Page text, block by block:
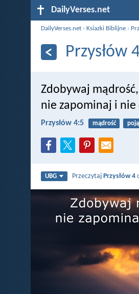
DailyVerses.net
DailyVerses.net ›Ksiazki Biblijne ›
Przysłów
Zdobywaj
nie zapominaj i nie
Przysłów 4:5 mądrość
UBG PrzeczytajPrzysłów 4